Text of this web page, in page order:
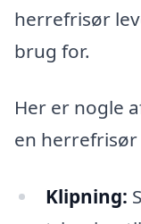
herrefrisør
brug for.
Her er nogle
en
Klipning: